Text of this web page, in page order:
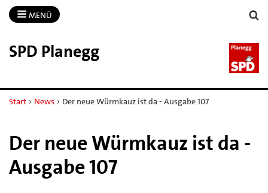
MENÜ
SPD Planegg
Start › News › Der neue Würmkauz ist da - Ausgabe 107
Der neue Würmkauz ist da -
Ausgabe 107